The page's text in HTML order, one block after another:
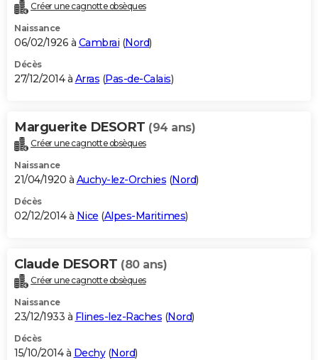
Créer une cagnotte obsèques
Naissance
06/02/1926 à Cambrai (Nord)
Décès
27/12/2014 à Arras (Pas-de-Calais)
Marguerite DESORT (94 ans)
Créer une cagnotte obsèques
Naissance
21/04/1920 à Auchy-lez-Orchies (Nord)
Décès
02/12/2014 à Nice (Alpes-Maritimes)
Claude DESORT (80 ans)
Créer une cagnotte obsèques
Naissance
23/12/1933 à Flines-lez-Raches (Nord)
Décès
15/10/2014 à Dechy(Nord)